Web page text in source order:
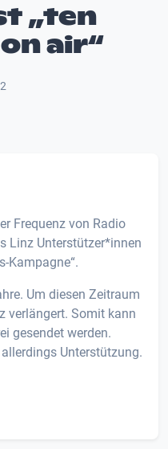
„ten
air“
Frequenz von Radio
Linz Unterstützer*innen
Kampagne“.
Um diesen Zeitraum
verlängert. Somit kann
gesendet werden.
Unterstützung.